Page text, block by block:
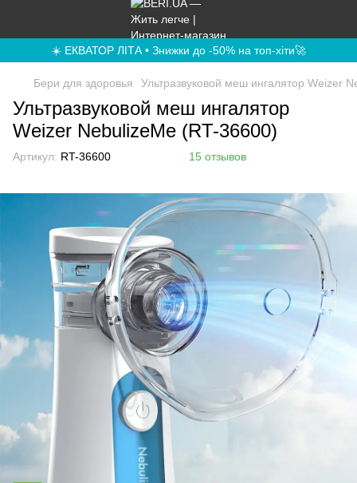
☀️ ЕКВАТОР ЛІТА • Знижки до -50% на топ-хіти🚀
Бери для здоровья Ультразвуковой меш ингалятор Weizer
Ультразвуковой меш ингалятор
Weizer NebulizeMe (RT-36600)
Артикул: RT-36600 15 отзывов